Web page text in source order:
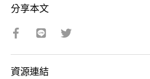
分享本文
資源連結